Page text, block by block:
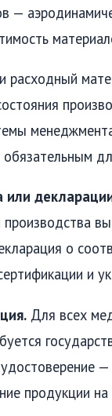
—
расходный
о
и
Для всех
продукции